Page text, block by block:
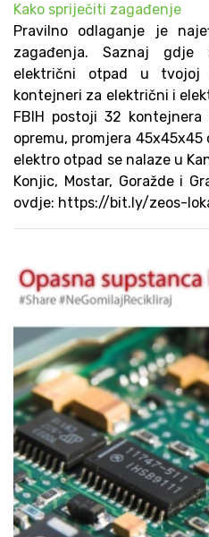
Kako spriječiti zagađenje
Pravilno odlaganje je
zagađenja. Saznaj
električni otpad u
kontejneri za električni i
FBIH postoji 32
opremu, promjera
elektro otpad se nalaze u
Konjic, Mostar, Goražde i
ovdje: https://bit.ly/zeos-